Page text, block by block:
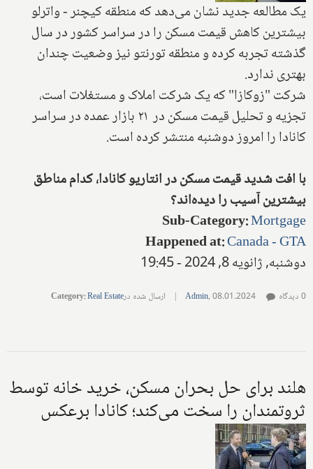
یک مطالعه جدید نشان می‌دهد که منطقه کیچنر - واترلو
بیشترین کاهش قیمت مسکن را در سراسر کشور در سال
گذشته تجربه کرده و منطقه تورنتو نیز وضعیت چندان
بهتری ندارد.
شرکت "زوکازا" که یک شرکت املاک و مستغلات است،
تجزیه و تحلیل قیمت مسکن در ۲۱ بازار عمده در سراسر
کانادا را امروز دوشنبه منتشر کرده است.
با افت شدید قیمت مسکن در انتاریو کانادا، کدام مناطق
بیشترین آسیب را دیده‌اند؟
Sub-Category:Mortgage
Happened at:Canada - GTA
دوشنبه, ژانویه 8, 2024 - 19:45
Admin,08.01.2024
| ارسال شده در Category:Real Estate 0 دیدگاه
هلند برای حل بحران مسکن، خرید خانه توسط
ثروتمندان را سخت می‌کند؛ کانادا برعکس